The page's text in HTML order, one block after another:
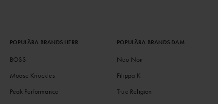
POPULÄRA BRANDS HERR
BOSS
Moose Knuckles
Peak Performance
POPULÄRA BRANDS DAM
Neo Noir
Filippa K
True Religion